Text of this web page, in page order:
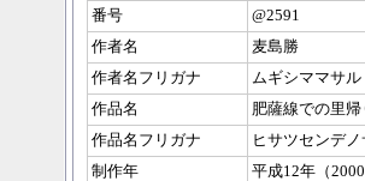
番号
@2591
作者名
麦島勝
作者名フリガナ
ムギシママサル
作品名
肥薩線での里帰
作品名フリガナ
ヒサツセンデ
制作年
平成12年（